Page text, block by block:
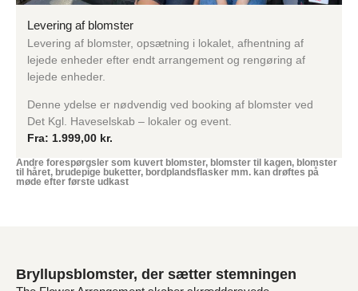
Levering af blomster
Levering af blomster, opsætning i lokalet, afhentning af
lejede enheder efter endt arrangement og rengøring af
lejede enheder.
Denne ydelse er nødvendig ved booking af blomster ved
Det Kgl. Haveselskab – lokaler og event.
Fra: 1.999,00 kr.
Andre forespørgsler som kuvert blomster, blomster til kagen, blomster
til håret, brudepige buketter, bordplandsflasker mm. kan drøftes på
møde efter første udkast
Bryllupsblomster, der sætter stemningen